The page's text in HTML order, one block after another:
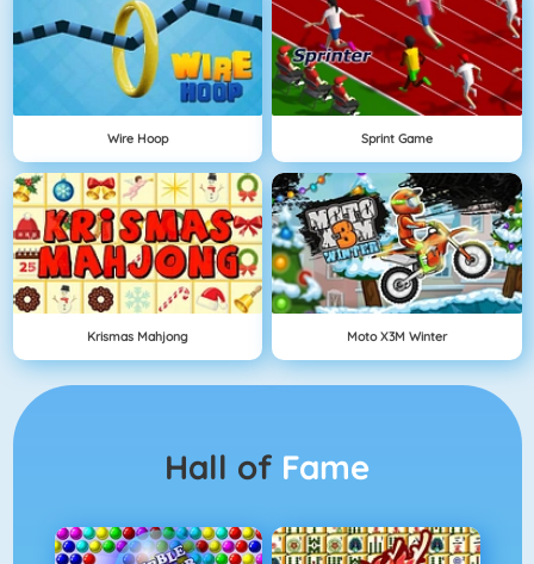
Wire Hoop Sprint Game
Krismas Mahjong Moto X3M Winter
Hall of Fame